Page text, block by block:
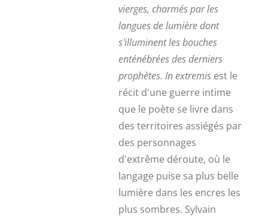
vierges, charmés par les
langues de lumière dont
s'illuminent les bouches
enténébrées des derniers
prophètes. In extremis est le
récit d'une guerre intime
que le poète se livre dans
des territoires assiégés par
des personnages
d'extrême déroute, où le
langage puise sa plus belle
lumière dans les encres les
plus sombres. Sylvain